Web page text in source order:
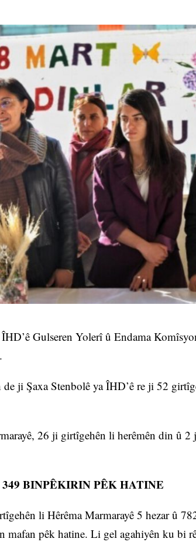
Gulseren Yolerî û Endama
ji Şaxa Stenbolê ya ÎHD’ê re ji 52
26 ji girtîgehên li herêmên din û
BINPÊKIRIN PÊK HATINE
li Hêrêma Marmarayê 5 hezar û
pêk hatine. Li gel agahiyên ku bi